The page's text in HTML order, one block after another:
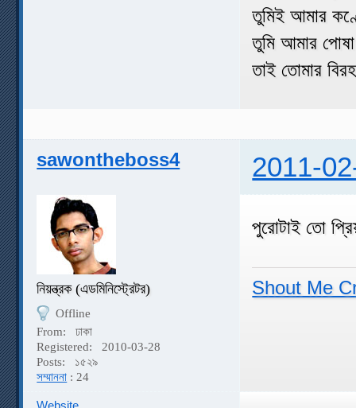
তুমিই আমার
তুমি আমার
তাই তোমার
sawontheboss4 2011-
নিয়ন্ত্রক (এডমিনিস্ট্রেটর)
Offline
From:
ঢাকা
Registered:
2010-03-28
Posts:
১৫২৯
সম্মাননা : 24
পুরোটাই তো
Shout Me